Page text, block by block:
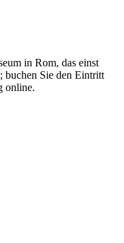
in Rom, das einst
buchen Sie den Eintritt
online.